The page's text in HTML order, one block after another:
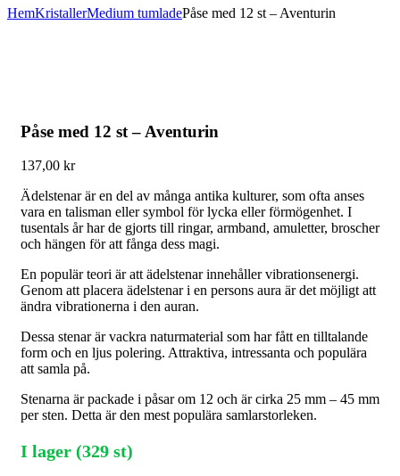
HemKristallerMedium tumladePåse med 12 st – Aventurin
Påse med 12 st – Aventurin
137,00 kr
Ädelstenar är en del av många antika kulturer, som ofta anses
vara en talisman eller symbol för lycka eller förmögenhet. I
tusentals år har de gjorts till ringar, armband, amuletter, broscher
och hängen för att fånga dess magi.
En populär teori är att ädelstenar innehåller vibrationsenergi.
Genom att placera ädelstenar i en persons aura är det möjligt att
ändra vibrationerna i den auran.
Dessa stenar är vackra naturmaterial som har fått en tilltalande
form och en ljus polering. Attraktiva, intressanta och populära
att samla på.
Stenarna är packade i påsar om 12 och är cirka 25 mm – 45 mm
per sten. Detta är den mest populära samlarstorleken.
I lager (329 st)